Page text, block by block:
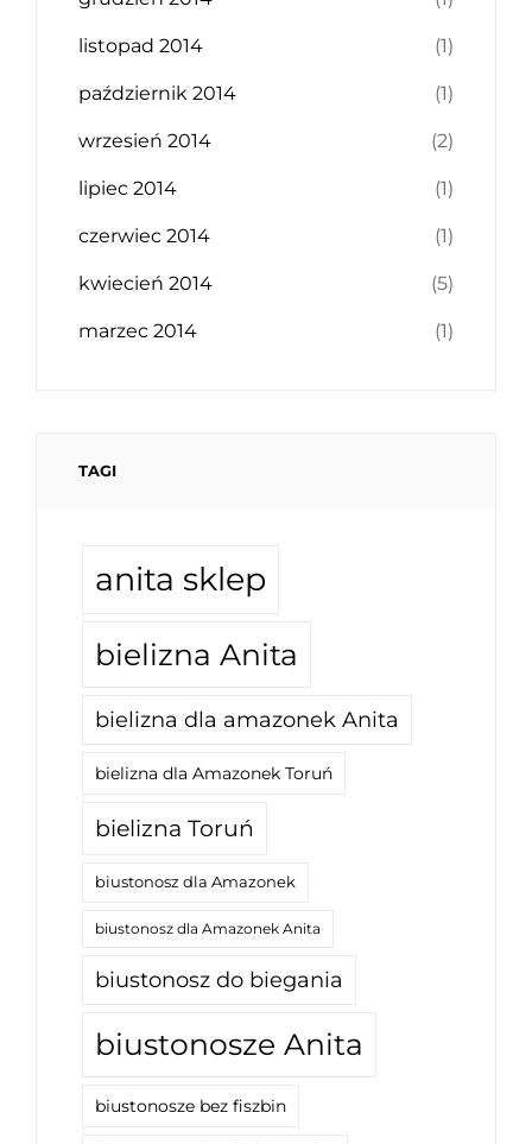
listopad 2014 (1)
październik 2014 (1)
wrzesień 2014 (2)
lipiec 2014 (1)
czerwiec 2014 (1)
kwiecień 2014 (5)
marzec 2014 (1)
TAGI
anita sklep
bielizna Anita
bielizna dla amazonek Anita
bielizna dla Amazonek Toruń
bielizna Toruń
biustonosz dla Amazonek
biustonosz dla Amazonek Anita
biustonosz do biegania
biustonosze Anita
biustonosze bez fiszbin